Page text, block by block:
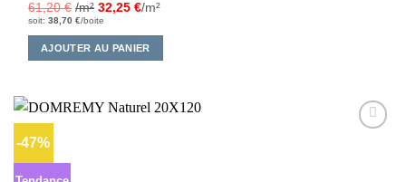
61,20€ /m² 32,25€/m²
soit:38,70€/boite
AJOUTER AU PANIER
-47%